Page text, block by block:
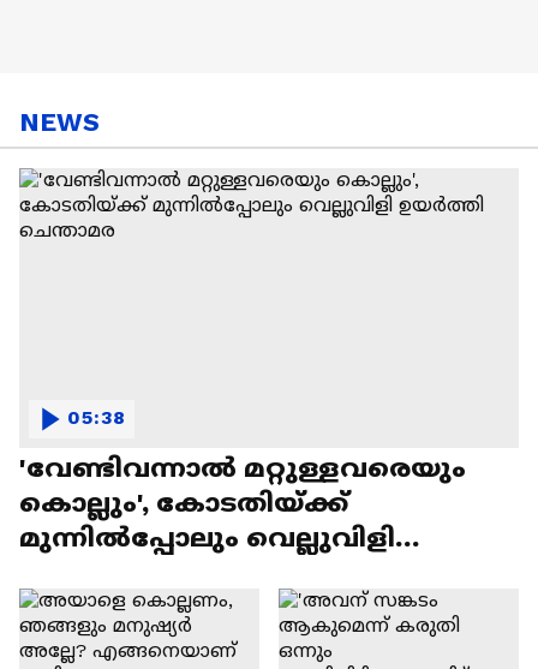
NEWS
'വേണ്ടിവന്നാൽ മറ്റുള്ളവരെയും
കൊല്ലും', കോടതിയ്ക്ക്
മുന്നിൽപ്പോലും വെല്ലുവിളി
05:38